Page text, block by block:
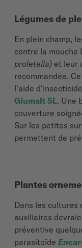
Légumes de
En plein champ,
contre la mouche
proletella) et leur
recommandée.
l'aide
Glumalt SL. Une
couverture
Sur les petites
permettent de
Plantes
Dans les cultures
auxiliaires
préventive
parasitoïde